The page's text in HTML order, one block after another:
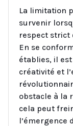
La limitation
survenir
respect strict
En se
établies, il
créativité et
obstacle à la
cela peut
l’émergence